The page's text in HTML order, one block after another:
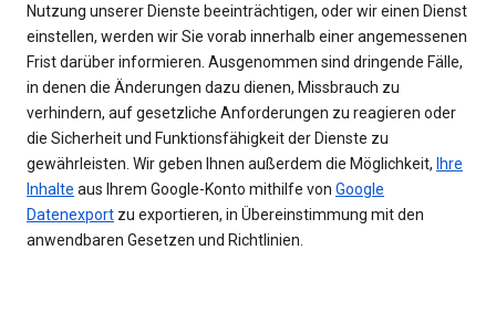
Nutzung unserer Dienste beeinträchtigen, oder wir einen Dienst
einstellen, werden wir Sie vorab innerhalb einer angemessenen
Frist darüber informieren. Ausgenommen sind dringende Fälle,
in denen die Änderungen dazu dienen, Missbrauch zu
verhindern, auf gesetzliche Anforderungen zu reagieren oder
die Sicherheit und Funktionsfähigkeit der Dienste zu
gewährleisten. Wir geben Ihnen außerdem die Möglichkeit, Ihre
Inhalte aus Ihrem Google-Konto mithilfe von Google
Datenexport zu exportieren, in Übereinstimmung mit den
anwendbaren Gesetzen und Richtlinien.